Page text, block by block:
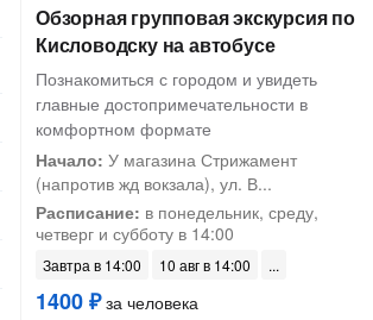
Обзорная групповая экскурсия по
Кисловодску на автобусе
Познакомиться с городом и увидеть
главные достопримечательности в
комфортном формате
Начало: У магазина Стрижамент
(напротив жд вокзала), ул. В...
Расписание: в понедельник, среду,
четверг и субботу в 14:00
Завтра в 14:00 10 авг в 14:00
1400 ₽за человека